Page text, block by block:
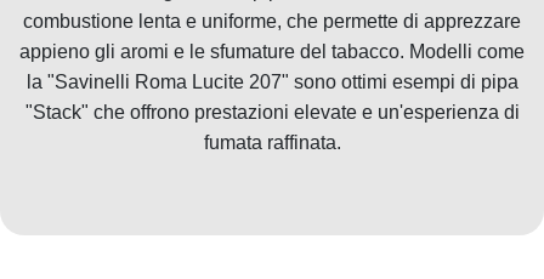
combustione lenta e uniforme, che permette di apprezzare
appieno gli aromi e le sfumature del tabacco. Modelli come
la "Savinelli Roma Lucite 207" sono ottimi esempi di pipa
"Stack" che offrono prestazioni elevate e un'esperienza di
fumata raffinata.